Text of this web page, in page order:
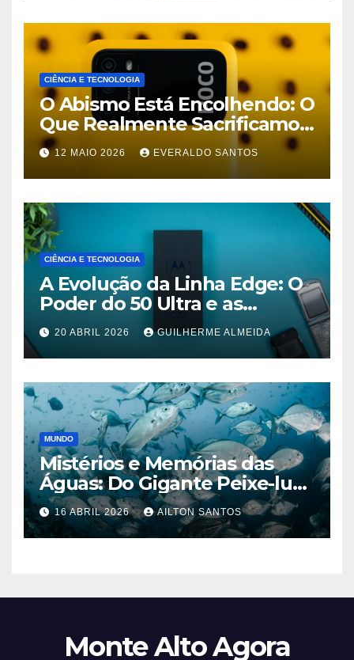
CIÊNCIA E TECNOLOGIA
O Abismo Está Encolhendo: O
Que Realmente Sacrificamos
em Celulares Baratos Hoje
12 MAIO 2026 EVERALDO SANTOS
CIÊNCIA E TECNOLOGIA
A Evolução da Linha Edge: O
Poder do 50 Ultra e as
Promessas do 70 Pro
20 ABRIL 2026 GUILHERME ALMEIDA
MUNDO
Mistérios e Memórias das
Águas: Do Gigante Peixe-lua
aos Lagos de Nova York
16 ABRIL 2026 AILTON SANTOS
Monte Alto Agora